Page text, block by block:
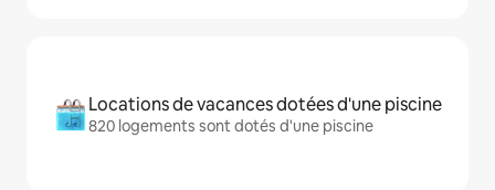
Locations de vacances dotées d'une piscine
820 logements sont dotés d'une piscine